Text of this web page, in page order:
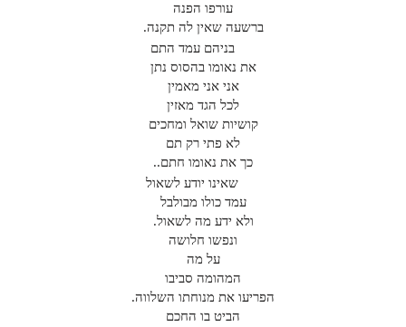
עורפו הפנה
ברשעה שאין לה תקנה.
בניהם עמד התם
את נאומו בהסוס נתן
אני אני מאמין
לכל הגד מאזין
קושיות שואל ומחכים
לא פתי רק תם
כך את נאומו חתם..
שאינו יודע לשאול
עמד כולו מבולבל
ולא ידע מה לשאול.
ונפשו חלושה
על מה
המהומה סביבו
הפריעו את מנוחתו השלווה.
הביט בו החכם